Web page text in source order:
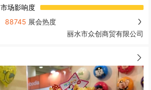
市场影响度
88745 展会热度
丽水市众创商贸有限公司